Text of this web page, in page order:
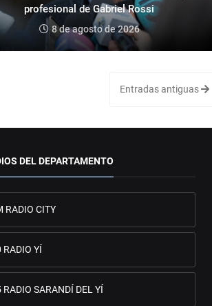
profesional de Gabriel Rossi
8 de agosto de 2026
Entradas antiguas
DEL DEPARTAMENTO
RADIO CITY
YÍ
RADIO SARANDÍ DEL YÍ